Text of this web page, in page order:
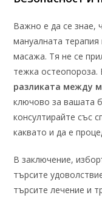
Важно е да се знае,
мануалната
масажа. Тя не се
тежка
разликата между
ключово за вашата
консултирайте със
каквато и да е
В заключение,
търсите
търсите лечение и